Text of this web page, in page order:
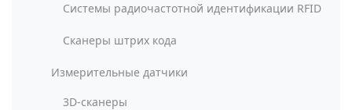
Системы радиочастотной идентификации RFID
Сканеры штрих кода
Измерительные датчики
3D-сканеры